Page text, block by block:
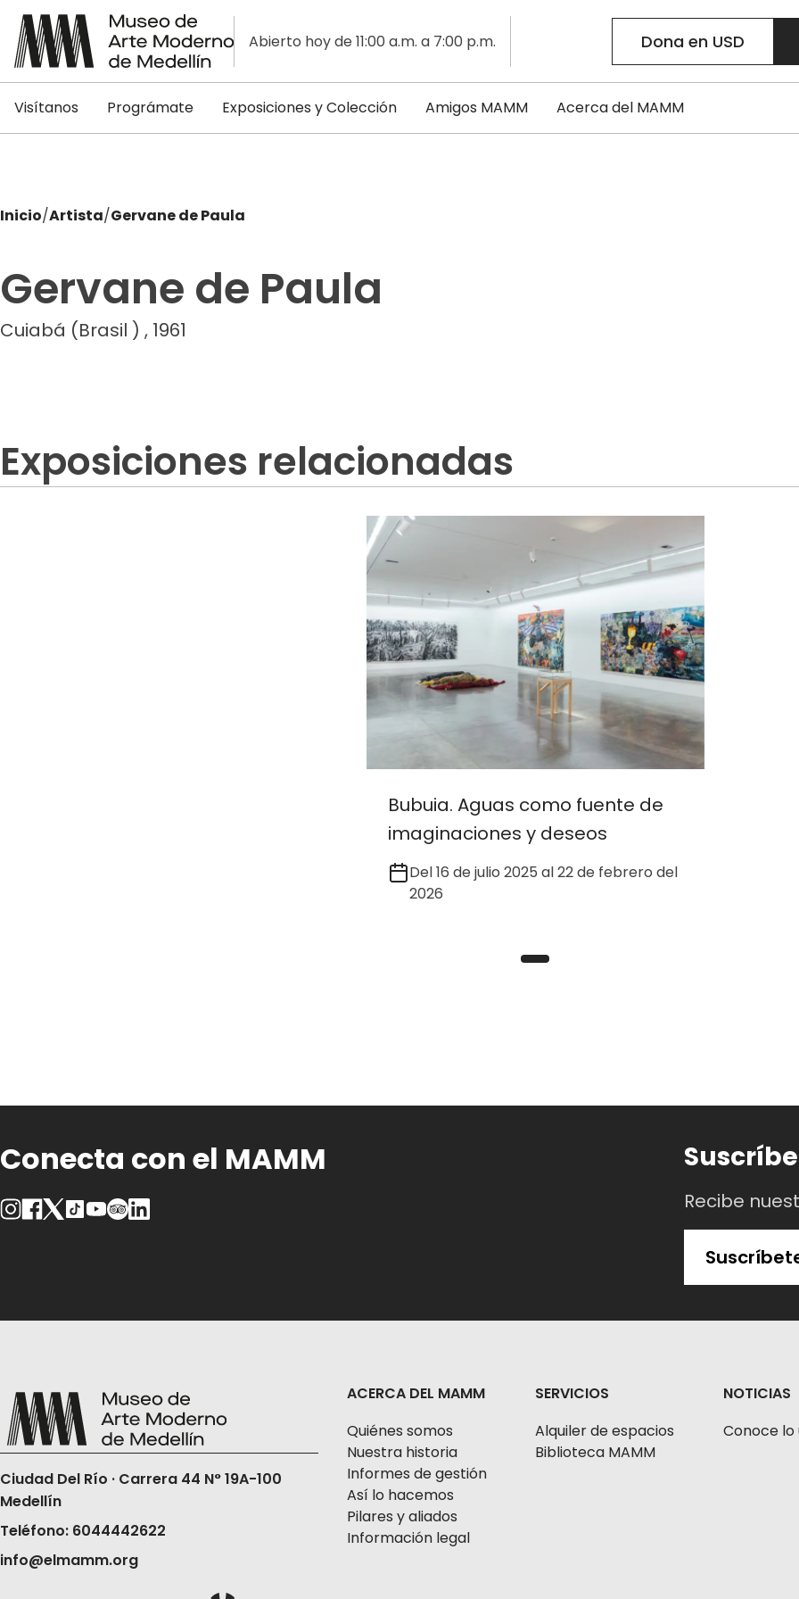
Abierto hoy de 11:00 a.m. a 7:00 p.m. Dona en USD
Visítanos Prográmate Exposiciones y Colección Amigos MAMM Acerca del MAMM
Inicio/Artista/Gervane de Paula
Gervane de Paula
Cuiabá (Brasil ) , 1961
Exposiciones relacionadas
Bubuia. Aguas como fuente de
imaginaciones y deseos
Del 16 de julio 2025 al 22 de febrero del
2026
Conecta con el MAMM
Recibe
Ciudad Del Río · Carrera 44 N° 19A-100
Medellín
Teléfono: 6044442622
info@elmamm.org
ACERCA DEL MAMM
Quiénes somos
Nuestra historia
Informes de gestión
Así lo hacemos
Pilares y aliados
Información legal
SERVICIOS
Alquiler de espacios
Biblioteca MAMM
NOTICIAS
Conoce lo